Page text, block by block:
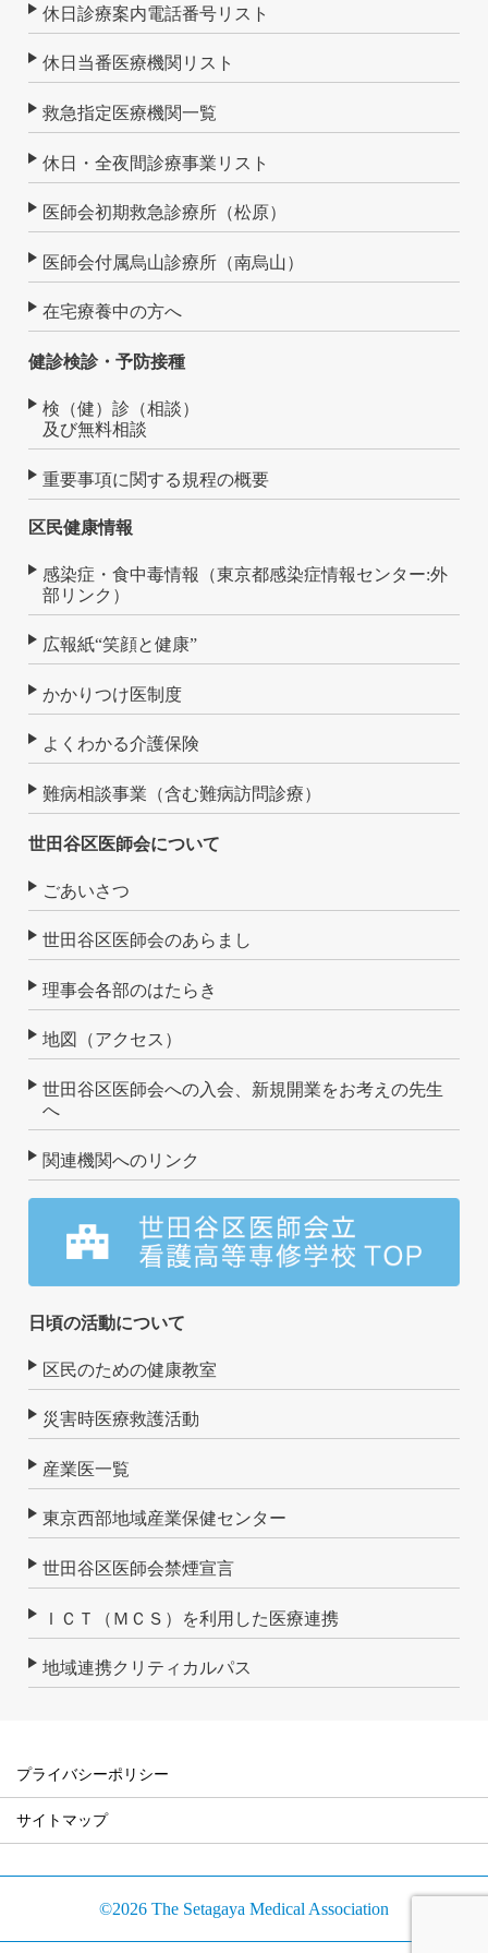
休日診療案内電話番号リスト
休日当番医療機関リスト
救急指定医療機関一覧
休日・全夜間診療事業リスト
医師会初期救急診療所（松原）
医師会付属烏山診療所（南烏山）
在宅療養中の方へ
健診検診・予防接種
検（健）診（相談）
及び無料相談
重要事項に関する規程の概要
区民健康情報
感染症・食中毒情報（東京都感染症情報センター:外
部リンク）
広報紙“笑顔と健康”
かかりつけ医制度
よくわかる介護保険
難病相談事業（含む難病訪問診療）
世田谷区医師会について
ごあいさつ
世田谷区医師会のあらまし
理事会各部のはたらき
地図（アクセス）
世田谷区医師会への入会、新規開業をお考えの先生
へ
関連機関へのリンク
日頃の活動について
区民のための健康教室
災害時医療救護活動
産業医一覧
東京西部地域産業保健センター
世田谷区医師会禁煙宣言
ＩＣＴ（ＭＣＳ）を利用した医療連携
地域連携クリティカルパス
プライバシーポリシー
サイトマップ
©2026 The Setagaya Medical Association